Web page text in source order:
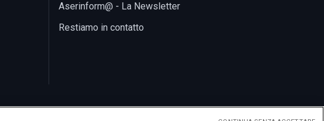
Aserinform@ - La Newsletter
Restiamo in contatto